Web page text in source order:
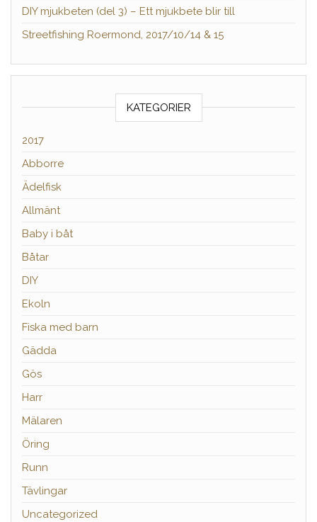
DIY mjukbeten (del 3) – Ett mjukbete blir till
Streetfishing Roermond, 2017/10/14 & 15
KATEGORIER
2017
Abborre
Ädelfisk
Allmänt
Baby i båt
Båtar
DIY
Ekoln
Fiska med barn
Gädda
Gös
Harr
Mälaren
Öring
Runn
Tävlingar
Uncategorized